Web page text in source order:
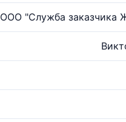
ООО "Служба заказчика